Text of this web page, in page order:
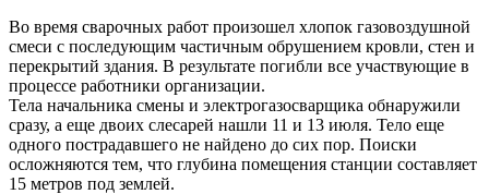
Во время сварочных работ произошел хлопок газовоздушной
смеси с последующим частичным обрушением кровли, стен и
перекрытий здания. В результате погибли все участвующие в
процессе работники организации.
Тела начальника смены и электрогазосварщика обнаружили
сразу, а еще двоих слесарей нашли 11 и 13 июля. Тело еще
одного пострадавшего не найдено до сих пор. Поиски
осложняются тем, что глубина помещения станции составляет
15 метров под землей.